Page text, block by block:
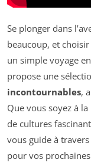
Se plonger dans
beaucoup, et
un simple voyage
propose une
incontournables,
Que vous soyez à
de cultures
vous guide à
pour vos